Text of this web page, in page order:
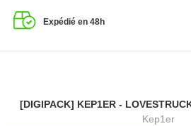
Expédié en 48h
[DIGIPACK] KEP1ER -
Kep1er